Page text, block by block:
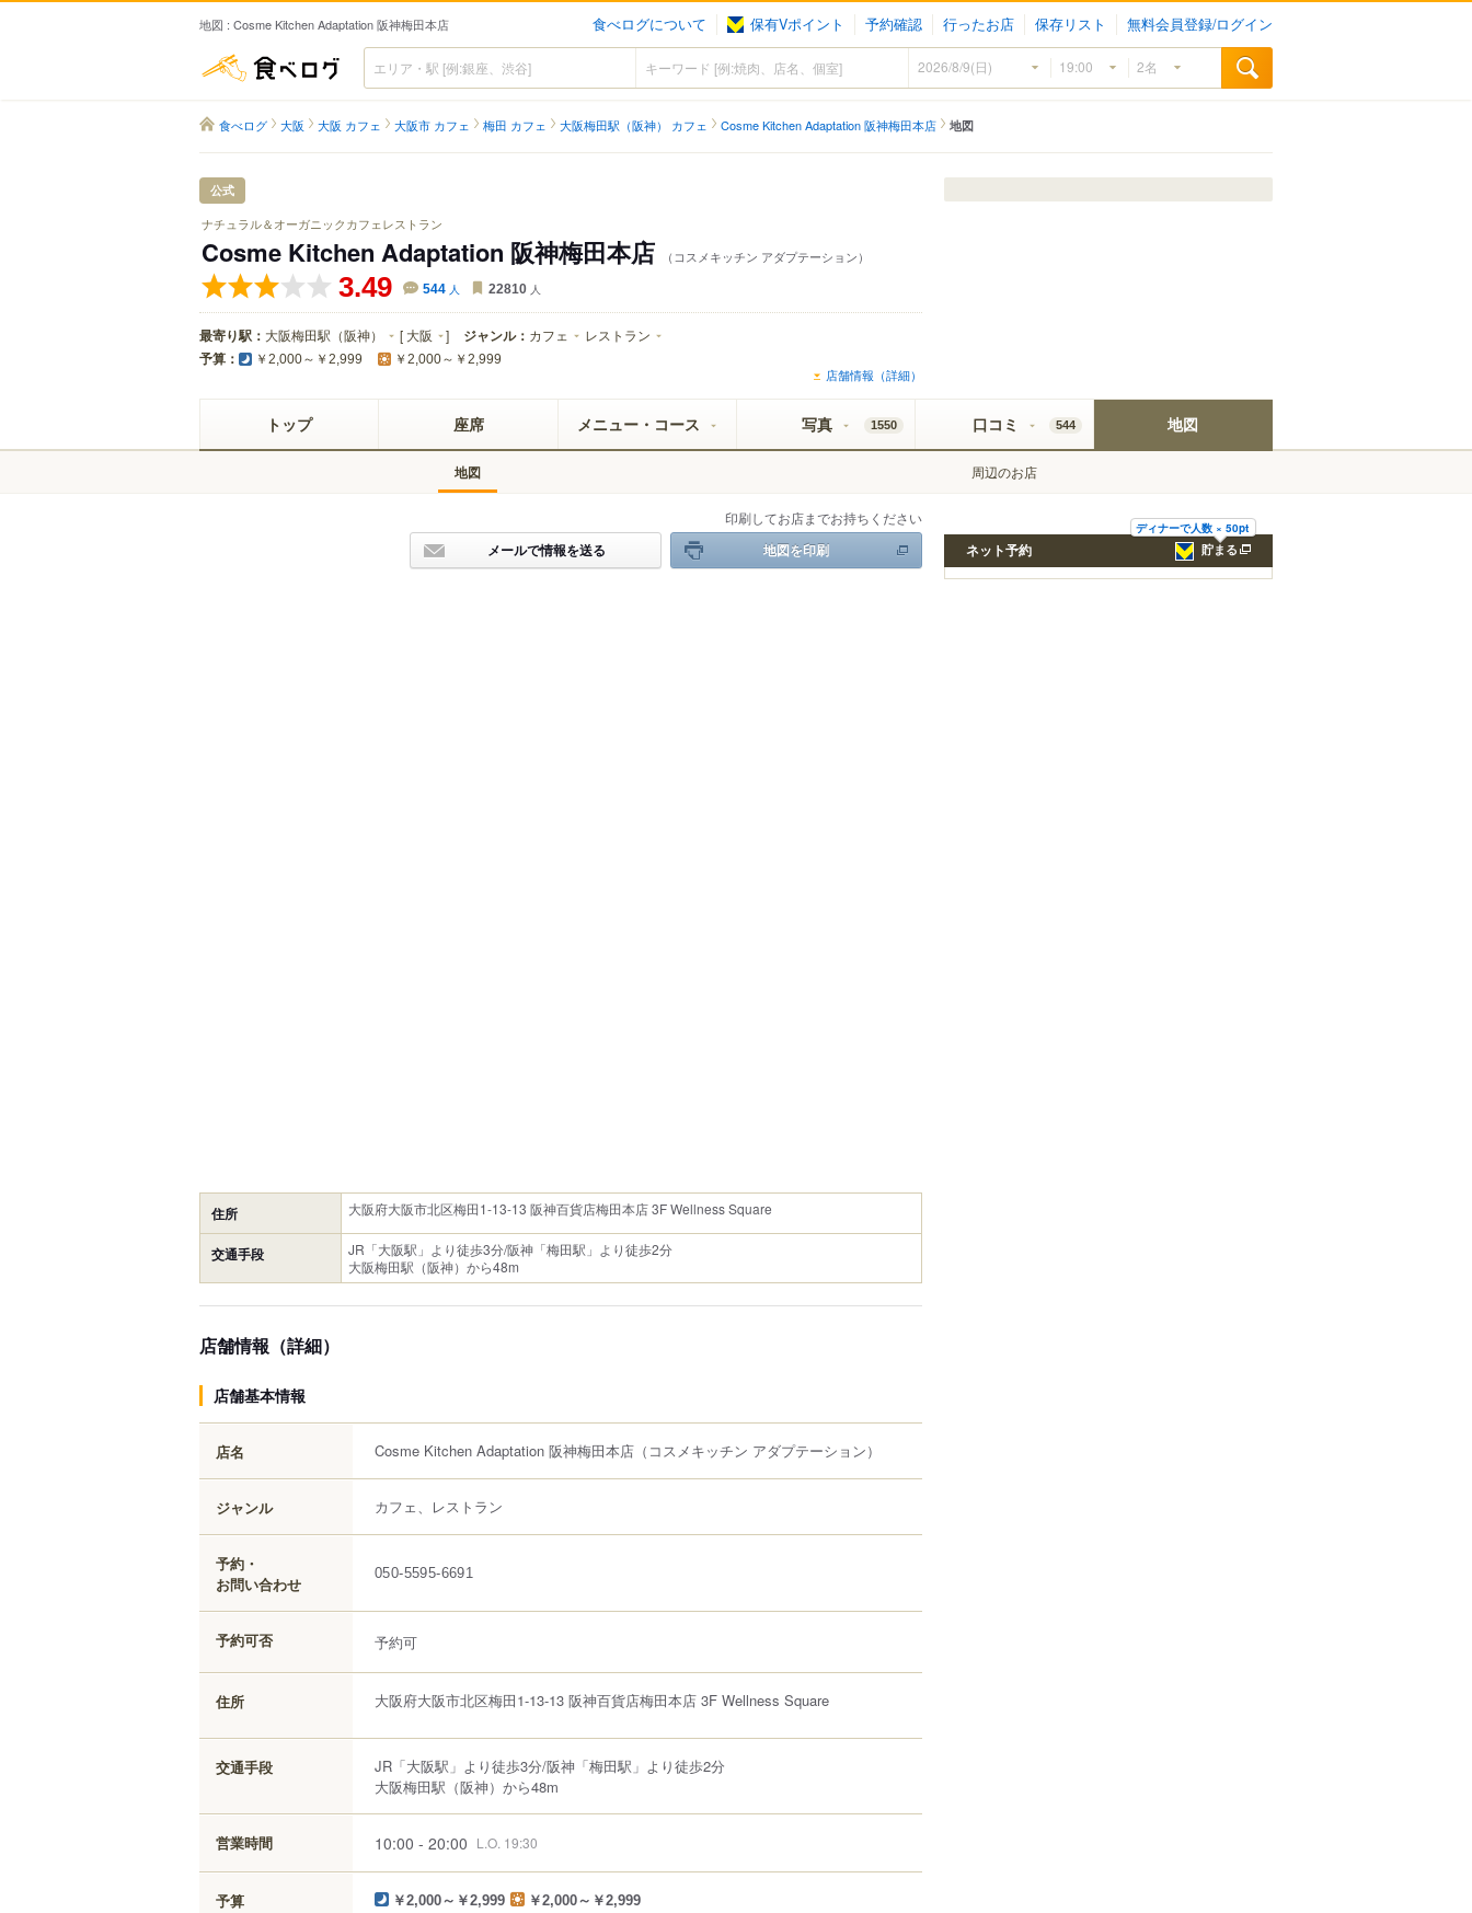
地図 : Cosme Kitchen Adaptation 阪神梅田本店 食べログについて 保有Vポイント 予約確認 行ったお店 保存リスト 無料会員登録/ログイン
食べログ
食べログ 大阪 大阪 カフェ 大阪市 カフェ 梅田 カフェ 大阪梅田駅（阪神） カフェ Cosme Kitchen Adaptation 阪神梅田本店 地図
公式
ナチュラル＆オーガニックカフェレストラン
Cosme Kitchen Adaptation 阪神梅田本店 （コスメキッチン アダプテーション）
3.49 544 人 22810 人
最寄り駅： 大阪梅田駅（阪神） [ 大阪 ] ジャンル： カフェ レストラン
予算： ￥2,000～￥2,999 ￥2,000～￥2,999
店舗情報（詳細）
トップ 座席 メニュー・コース 写真 1550 口コミ 544 地図
地図 周辺のお店
印刷してお店までお持ちください
メールで情報を送る 地図を印刷
住所 大阪府大阪市北区梅田1-13-13 阪神百貨店梅田本店 3F Wellness Square
交通手段
JR「大阪駅」より徒歩3分/阪神「梅田駅」より徒歩2分
大阪梅田駅（阪神）から48m
店舗情報（詳細）
店舗基本情報
店名 Cosme Kitchen Adaptation 阪神梅田本店 （コスメキッチン アダプテーション）
ジャンル カフェ、レストラン
予約・
お問い合わせ
050-5595-6691
予約可否 予約可
住所 大阪府大阪市北区梅田1-13-13 阪神百貨店梅田本店 3F Wellness Square
交通手段
JR「大阪駅」より徒歩3分/阪神「梅田駅」より徒歩2分
大阪梅田駅（阪神）から48m
営業時間 10:00 - 20:00 L.O. 19:30
予算 ￥2,000～￥2,999 ￥2,000～￥2,999
ディナーで人数 × 50pt
貯まる
ネット予約